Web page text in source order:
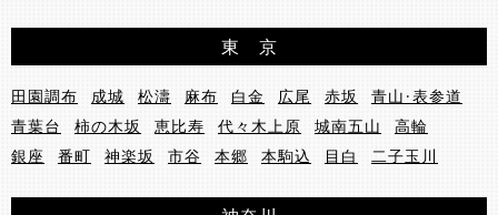
東 京
田園調布 成城 松濤 麻布 白金 広尾 赤坂
青山・表参道
青葉台
柿の木坂 恵比寿 代々木上原 城南五山
高輪
銀座
番町 神楽坂 市谷 本郷 本駒込 目白 二子玉川